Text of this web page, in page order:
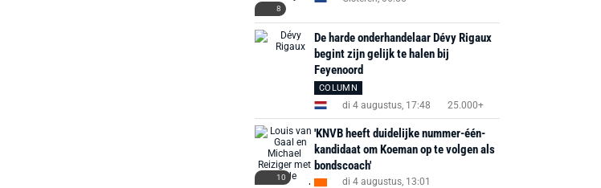
8
De harde onderhandelaar Dévy Rigaux
begint zijn gelijk te halen bij
Feyenoord
COLUMN
di 4 augustus, 17:48 25.000+
10
'KNVB heeft duidelijke nummer-één-
kandidaat om Koeman op te volgen als
bondscoach'
di 4 augustus, 13:01